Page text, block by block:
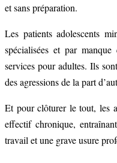
et sans préparation.
Les patients adolescents
spécialisées et par
services pour adultes. Ils
des agressions de la part
Et pour clôturer le tout, les
effectif chronique,
travail et une grave usure